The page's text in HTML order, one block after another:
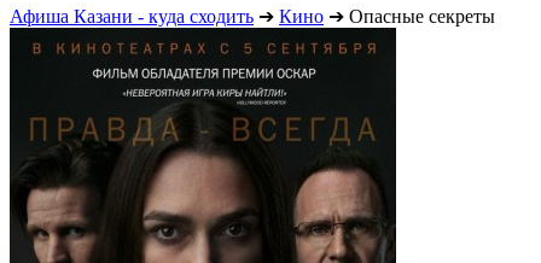
Афиша Казани - куда сходить ➔ Кино ➔ Опасные секреты